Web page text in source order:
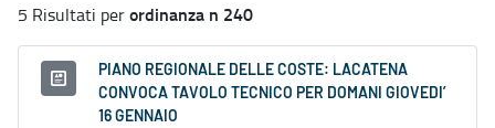
5 Risultati perordinanza n 240
PIANO REGIONALE DELLE COSTE: LACATENA
CONVOCA TAVOLO TECNICO PER DOMANI GIOVEDI’
16 GENNAIO